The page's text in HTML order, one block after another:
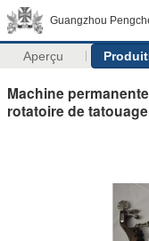
Guangzhou
Aperçu
Machine
rotatoire de